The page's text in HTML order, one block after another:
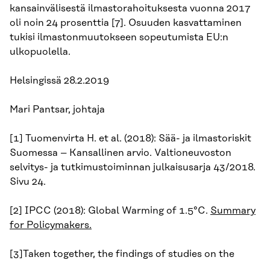
kansainvälisestä ilmastorahoituksesta vuonna 2017
oli noin 24 prosenttia [7]. Osuuden kasvattaminen
tukisi ilmastonmuutokseen sopeutumista EU:n
ulkopuolella.
Helsingissä 28.2.2019
Mari Pantsar, johtaja
[1] Tuomenvirta H. et al. (2018): Sää- ja ilmastoriskit
Suomessa – Kansallinen arvio. Valtioneuvoston
selvitys- ja tutkimustoiminnan julkaisusarja 43/2018.
Sivu 24.
[2] IPCC (2018): Global Warming of 1.5°C. Summary
for Policymakers.
[3]Taken together, the findings of studies on the